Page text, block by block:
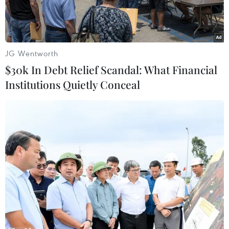
Cuộc hội đàm cấp cao liên Triều tại Seoul ngày 3/10. (Nguồn:
AFP/TTXVN)
Trong cuộc họp báo ngày 20/10, người phát
ngôn Bộ Thống nhất Hàn Quốc Lim Byung-cheol
JG Wentworth
$30k In Debt Relief Scandal: What Financial
Institutions Quietly Conceal